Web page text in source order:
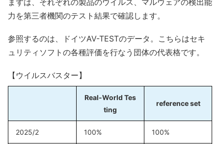
力を第三者機関のテスト結果で確認します。
参照するのは、ドイツAV-TESTのデータ。こちらはセキ
ュリティソフトの各種評価を行なう団体の代表格です。
【ウイルスバスター】
Real-World Tes
ting
reference set
2025/2 100% 100%